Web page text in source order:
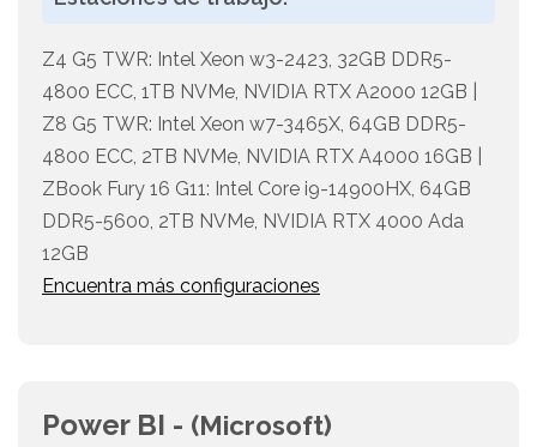
Z4 G5 TWR: Intel Xeon w3-2423, 32GB DDR5-
4800 ECC, 1TB NVMe, NVIDIA RTX A2000 12GB |
Z8 G5 TWR: Intel Xeon w7-3465X, 64GB DDR5-
4800 ECC, 2TB NVMe, NVIDIA RTX A4000 16GB |
ZBook Fury 16 G11: Intel Core i9-14900HX, 64GB
DDR5-5600, 2TB NVMe, NVIDIA RTX 4000 Ada
12GB
Encuentra más configuraciones
Power BI - (Microsoft)